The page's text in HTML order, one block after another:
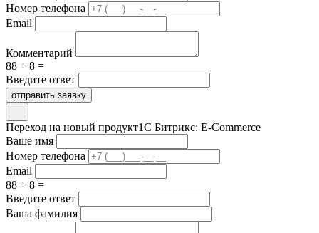
Номер телефона
Email
Комментарий
88 ÷ 8 =
Введите ответ
отправить заявку
Переход на новый продукт1С Битрикс: E-Commerce
Ваше имя
Номер телефона
Email
88 ÷ 8 =
Введите ответ
Ваша фамилия